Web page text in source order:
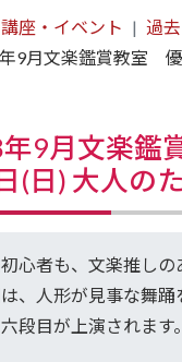
講座・イベント 過
9月文楽鑑賞教室 優
9月文楽鑑
(日) 大人の
心者も、文楽推しの
、人形が見事な舞踊
段目が上演されます